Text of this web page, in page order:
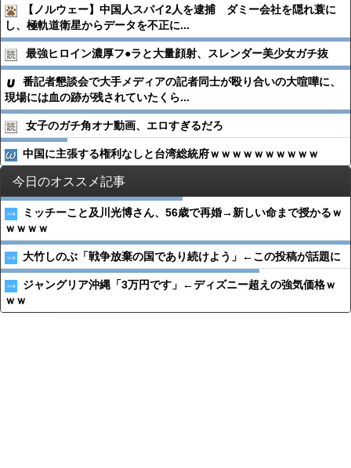
【ノルウェー】中国人スパイ2人を逮捕 ダミー会社を隠れ蓑に
し、極軌道衛星からデータを不正に...
最強ヒロイン濃厚フ●︎ラと大量顔射、スレンダー美少女ガチ抜
番記者懇談会で大手メディアの記者同士が殴り合いの大喧嘩に、
現場には血の跡が残されていたくら...
女子のガチ角オナ動画、エロすぎるだろ
中国に主張する権利なしと台湾総統府ｗｗｗｗｗｗｗｗｗｗ
今日のオススメ記事
ミッチーこと及川光博さん、56歳で再婚→新しい命まで授かるｗ
ｗｗｗｗ
大竹しのぶ「戦争放棄の国であり続けよう」←この投稿が話題に
ジャングリア沖縄「3万円です」←ディズニー超えの強気価格ｗ
ｗｗ